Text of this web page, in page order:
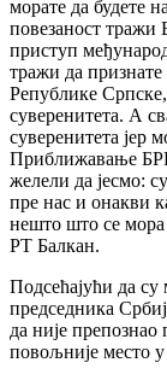
морате да будете
повезаност
приступ
тражи да
Републике
суверенитета. А
суверенитета јер
Приближавање
желели да јесмо:
пре нас и онакви
нешто што се
РТ Балкан.
Подсећајући да
председника
да није препознао
повољније место